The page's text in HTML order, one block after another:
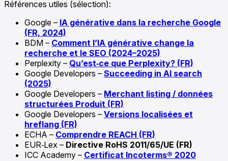
Références utiles (sélection):
Google – IA générative dans la recherche Google
(FR, 2024)
BDM – Comment l’IA générative change la
recherche et le SEO (2024–2025)
Perplexity – Qu’est‑ce que Perplexity? (FR)
Google Developers – Succeeding in AI search
(2025)
Google Developers – Merchant listing / données
structurées Produit (FR)
Google Developers – Versions localisées et
hreflang (FR)
ECHA – Comprendre REACH (FR)
EUR‑Lex – Directive RoHS 2011/65/UE (FR)
ICC Academy – Certificat Incoterms® 2020